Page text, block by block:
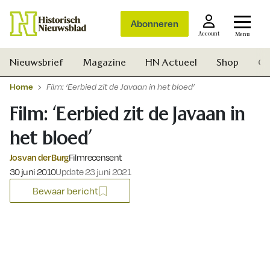
Abonneren
Account Menu
Nieuwsbrief Magazine HN Actueel Shop
Home Film: ‘Eerbied zit de Javaan in het bloed’
Film: ‘Eerbied zit de Javaan in
het bloed’
Jos van der BurgFilmrecensent
Gepubliceerd op:
30 juni 2010Update 23 juni 2021
Bewaar bericht